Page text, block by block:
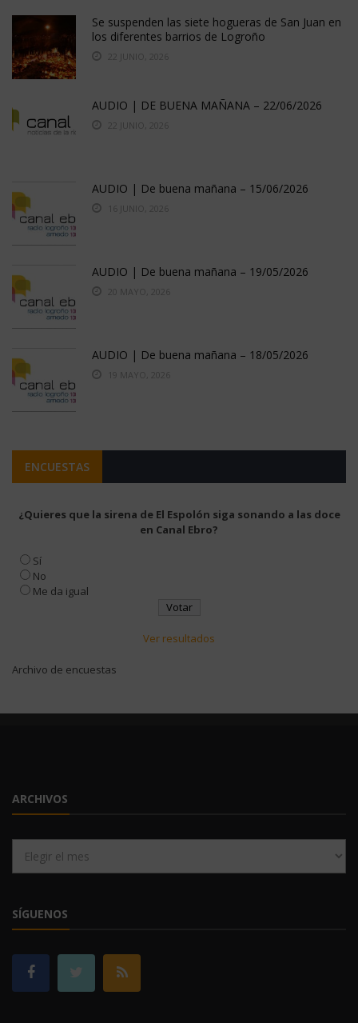
Se suspenden las siete hogueras de San Juan en
los diferentes barrios de Logroño
22 JUNIO, 2026
AUDIO | DE BUENA MAÑANA – 22/06/2026
22 JUNIO, 2026
AUDIO | De buena mañana – 15/06/2026
16 JUNIO, 2026
AUDIO | De buena mañana – 19/05/2026
20 MAYO, 2026
AUDIO | De buena mañana – 18/05/2026
19 MAYO, 2026
ENCUESTAS
¿Quieres que la sirena de El Espolón siga sonando a las doce
en Canal Ebro?
Sí
No
Me da igual
Ver resultados
Archivo de encuestas
ARCHIVOS
SÍGUENOS